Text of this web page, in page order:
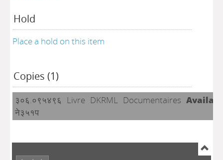
Hold
Place a hold on this item
Copies (1)
३०६.०९५४९६
ने३५१प
Livre DKRML Documentaires